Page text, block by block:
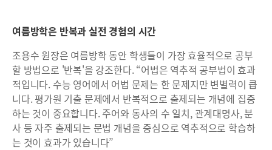
여름방학은 반복과 실전 경험의 시간
조용수 원장은 여름방학 동안 학생들이 가장 효율적으로 공부
할 방법으로 '반복'을 강조한다. “어법은 역추적 공부법이 효과
적입니다. 수능 영어에서 어법 문제는 한 문제지만 변별력이 큽
니다. 평가원 기출 문제에서 반복적으로 출제되는 개념에 집중
하는 것이 중요합니다. 주어와 동사의 수 일치, 관계대명사, 분
사 등 자주 출제되는 문법 개념을 중심으로 역추적으로 학습하
는 것이 효과가 있습니다”